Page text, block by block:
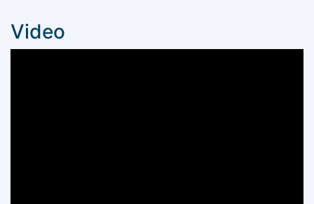
Video